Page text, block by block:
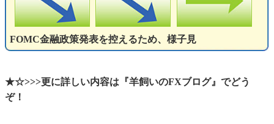
FOMC金融政策発表を控えるため、様子見
★☆>>>更に詳しい内容は『羊飼いのFXブログ』でどう
ぞ！